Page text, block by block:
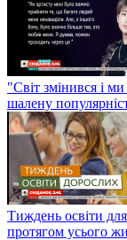
"Світ змінився і
шалену
Тиждень освіти
протягом усього